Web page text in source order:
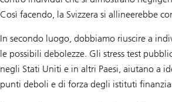
Così facendo, la Svizzera si allineerebbe
In secondo luogo, dobbiamo riuscire a
le possibili debolezze. Gli stress test
negli Stati Uniti e in altri Paesi, aiutano a
punti deboli e di forza degli istituti